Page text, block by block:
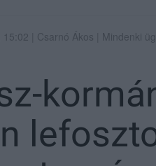
| Csarnó Ákos | Mindenki